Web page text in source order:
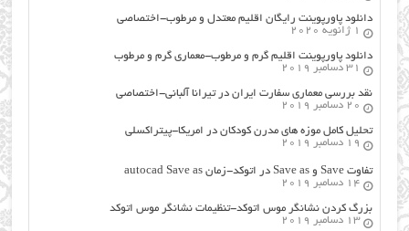
دانلود پاورپوینت رایگان اقلیم معتدل و مرطوب-اختصاصی
1 ژانویه 2020
دانلود پاورپوینت اقلیم گرم و مرطوب-معماری گرم و مرطوب
31 دسامبر 2019
نقد بررسی معماری سفارت ایران در تیرانا آلبانی-اختصاصی
20 دسامبر 2019
تحلیل کامل موزه های مدرن کودکان در امریکا-پیتراکسلی
19 دسامبر 2019
تفاوت Save و Save as در اتوکد-زمان autocad Save as
14 دسامبر 2019
بزرگ کردن نشانگر موس اتوکد-تنظیمات نشانگر موس اتوکد
13 دسامبر 2019